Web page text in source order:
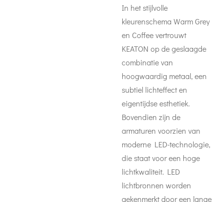
In het stijlvolle
kleurenschema Warm Grey
en Coffee vertrouwt
KEATON op de geslaagde
combinatie van
hoogwaardig metaal, een
subtiel lichteffect en
eigentijdse esthetiek.
Bovendien zijn de
armaturen voorzien van
moderne LED-technologie,
die staat voor een hoge
lichtkwaliteit. LED
lichtbronnen worden
gekenmerkt door een lange